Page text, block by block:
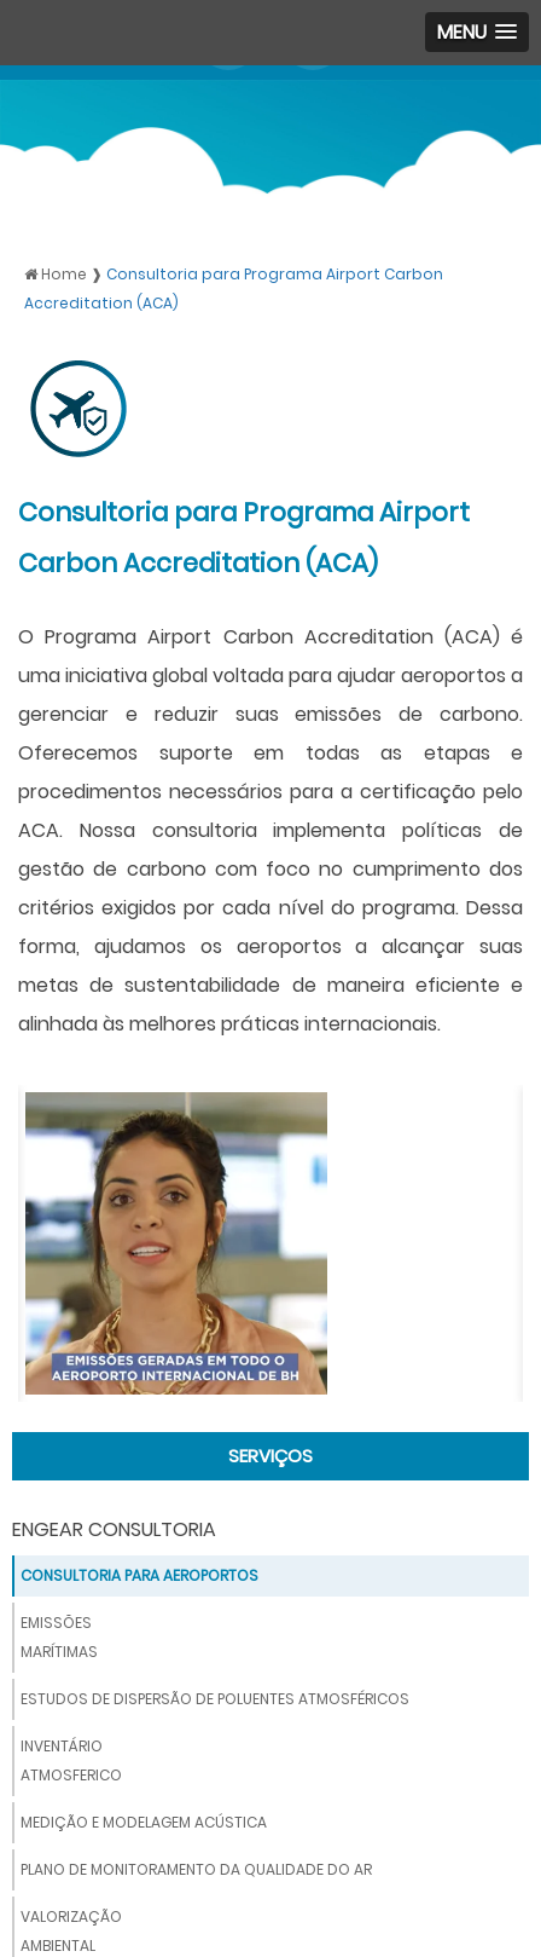
MENU
Home ❱ Consultoria para Programa Airport Carbon
Accreditation (ACA)
Consultoria para Programa Airport
Carbon Accreditation (ACA)
O Programa Airport Carbon Accreditation (ACA) é
uma iniciativa global voltada para ajudar aeroportos a
gerenciar e reduzir suas emissões de carbono.
Oferecemos suporte em todas as etapas e
procedimentos necessários para a certificação pelo
ACA. Nossa consultoria implementa políticas de
gestão de carbono com foco no cumprimento dos
critérios exigidos por cada nível do programa. Dessa
forma, ajudamos os aeroportos a alcançar suas
metas de sustentabilidade de maneira eficiente e
alinhada às melhores práticas internacionais.
SERVIÇOS
ENGEAR CONSULTORIA
CONSULTORIA PARA AEROPORTOS
EMISSÕES
MARÍTIMAS
ESTUDOS DE DISPERSÃO DE POLUENTES ATMOSFÉRICOS
INVENTÁRIO
ATMOSFERICO
MEDIÇÃO E MODELAGEM ACÚSTICA
PLANO DE MONITORAMENTO DA QUALIDADE DO AR
VALORIZAÇÃO
AMBIENTAL